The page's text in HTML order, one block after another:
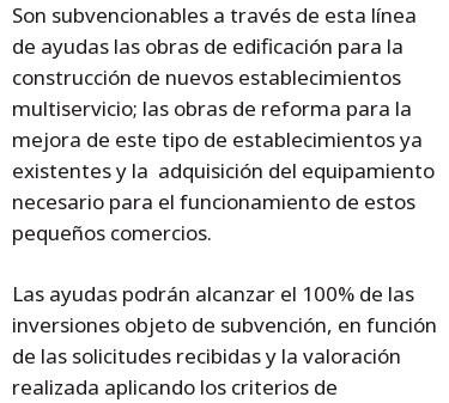
Son subvencionables a través de esta línea
de ayudas las obras de edificación para la
construcción de nuevos establecimientos
multiservicio; las obras de reforma para la
mejora de este tipo de establecimientos ya
existentes y la adquisición del equipamiento
necesario para el funcionamiento de estos
pequeños comercios.
Las ayudas podrán alcanzar el 100% de las
inversiones objeto de subvención, en función
de las solicitudes recibidas y la valoración
realizada aplicando los criterios de